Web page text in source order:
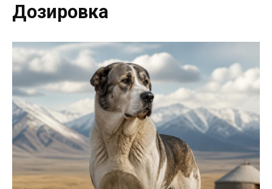
Дозировка